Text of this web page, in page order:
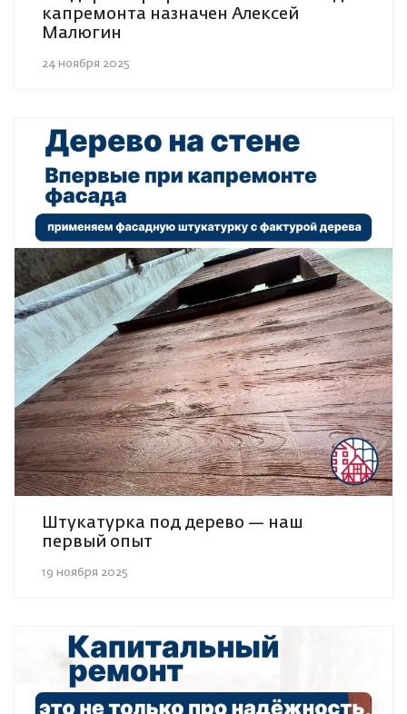
капремонта назначен Алексей
Малюгин
24 ноября 2025
Штукатурка под дерево — наш
первый опыт
19 ноября 2025